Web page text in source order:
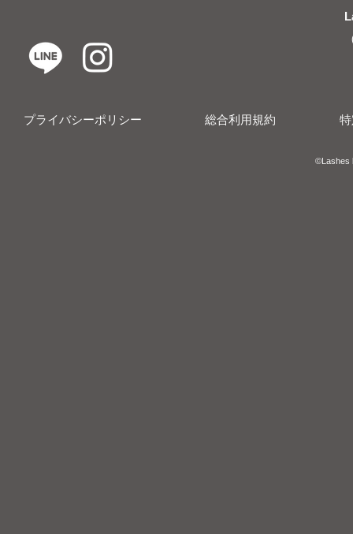
プライバシーポリシー 総合利用規約
​​©︎Lashes